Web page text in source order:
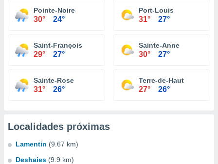
Pointe-Noire
30° 24°
Port-Louis
31° 27°
Saint-François
29° 27°
Sainte-Anne
30° 27°
Sainte-Rose
31° 26°
Terre-de-Haut
27° 26°
Localidades próximas
Lamentin (9.67 km)
Deshaies (9.9 km)